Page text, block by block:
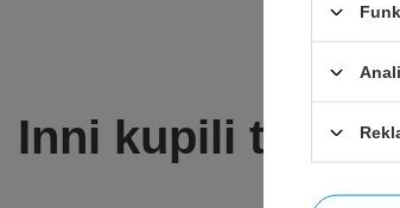
Inni kupili także